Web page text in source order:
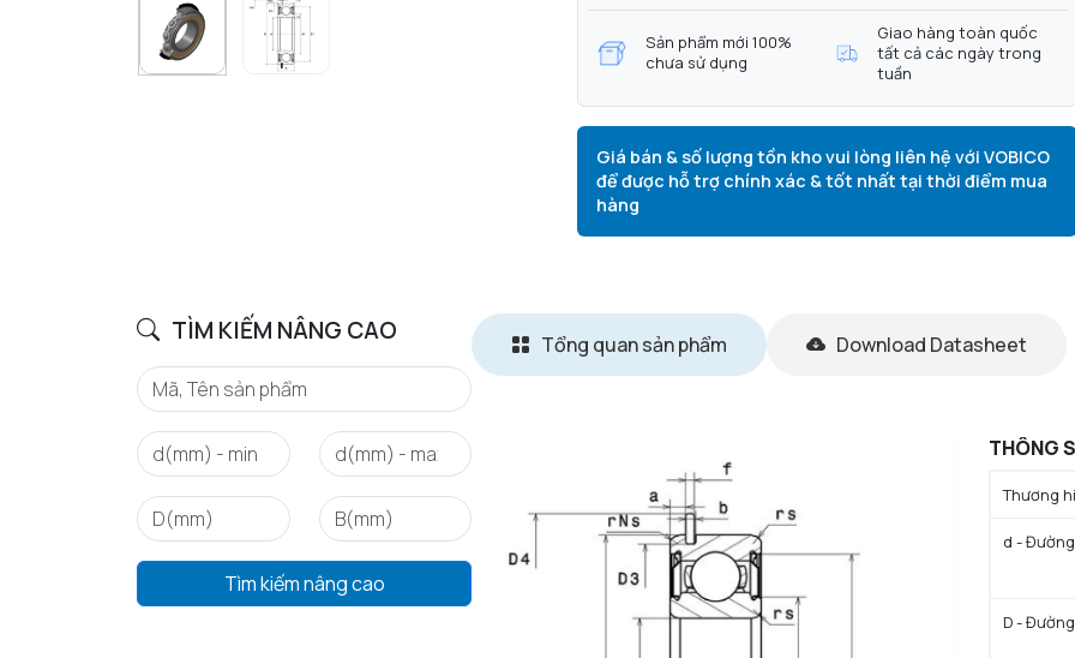
Sản phẩm mới 100%
chưa sử dụng
Giao hàng toàn quốc
tất cả các ngày trong
tuần
Giá bán & số lượng tồn kho vui lòng liên hệ với VOBICO
để được hỗ trợ chính xác & tốt nhất tại thời điểm mua
hàng
TÌM KIẾM NÂNG CAO
Tìm kiếm nâng cao
Tổng quan sản phẩm Download Datasheet
THÔNG
Thương
d -
D -